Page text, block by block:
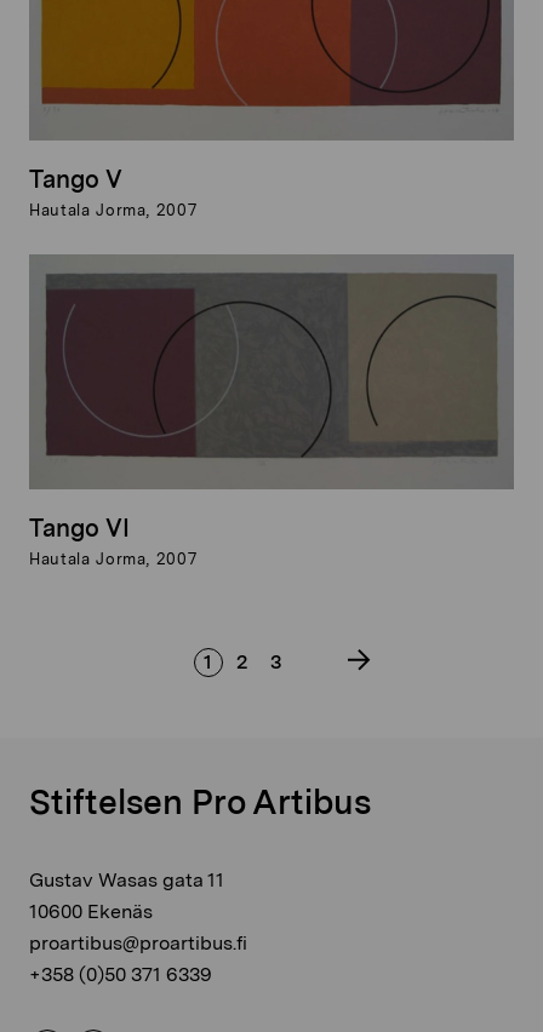
Tango V
Hautala Jorma, 2007
Tango VI
Hautala Jorma, 2007
1 2 3
Stiftelsen Pro Artibus
Gustav Wasas gata 11
10600 Ekenäs
proartibus@proartibus.fi
+358 (0)50 371 6339